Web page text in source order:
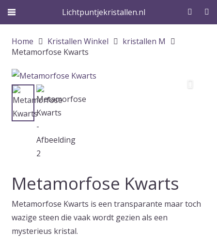
Lichtpuntjekristallen.nl
Home Kristallen Winkel
kristallen M
Metamorfose Kwarts
Metamorfose Kwarts
Metamorfose Kwarts is een transparante maar toch
wazige steen die vaak wordt gezien als een
mysterieus kristal.